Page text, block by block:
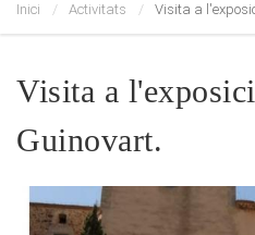
Inici Activitats Visita a
Visita a
Guinovart.